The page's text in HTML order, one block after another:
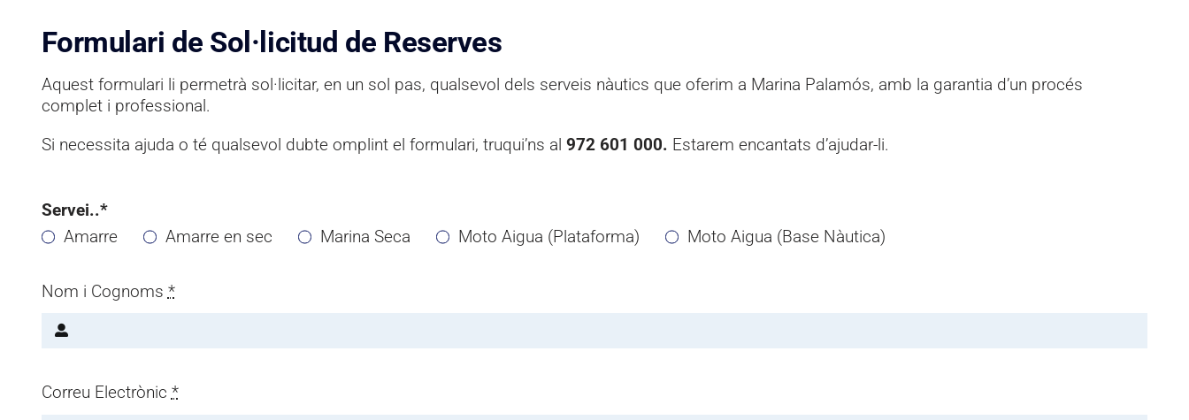
Formulari de Sol·licitud de Reserves
Aquest formulari li permetrà sol·licitar, en un sol pas, qualsevol dels serveis nàutics que oferim a Marina Palamós, amb la garantia d’un procés
complet i professional.
Si necessita ajuda o té qualsevol dubte omplint el formulari, truqui’ns al 972 601 000. Estarem encantats d’ajudar-li.
Servei..*
Amarre
Amarre en sec Marina Seca Moto Aigua (Plataforma) Moto Aigua (Base Nàutica)
Nom i Cognoms *
Correu Electrònic *